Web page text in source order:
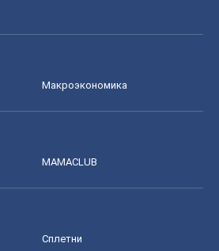
Mакроэкономика
MAMACLUB
Сплетни